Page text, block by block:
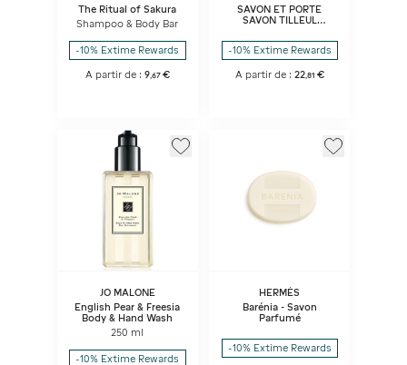
The Ritual of Sakura
Shampoo & Body Bar
-10% Extime Rewards
A partir de : 9, 67 €
SAVON ET PORTE
SAVON TILLEUL
-10% Extime Rewards
A partir de : 22, 81 €
JO MALONE
English Pear & Freesia
Body & Hand Wash
250 ml
-10% Extime Rewards
HERMÈS
Barénia - Savon
Parfumé
-10% Extime Rewards